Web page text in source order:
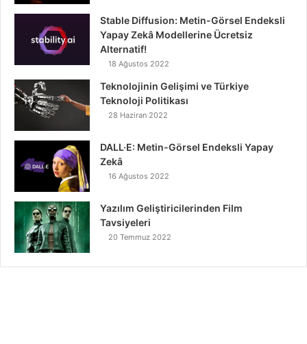
Stable Diffusion: Metin-Görsel Endeksli
Yapay Zekâ Modellerine Ücretsiz
Alternatif!
18 Ağustos 2022
Teknolojinin Gelişimi ve Türkiye
Teknoloji Politikası
28 Haziran 2022
DALL·E: Metin-Görsel Endeksli Yapay
Zekâ
16 Ağustos 2022
Yazılım Geliştiricilerinden Film
Tavsiyeleri
20 Temmuz 2022